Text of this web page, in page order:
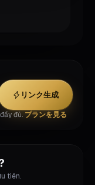
リンク生成
đủ. プランを見る
tiên.